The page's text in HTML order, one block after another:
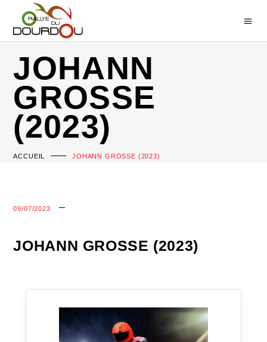
JOHANN
GROSSE
(2023)
ACCUEIL JOHANN GROSSE (2023)
09/07/2023
JOHANN GROSSE (2023)